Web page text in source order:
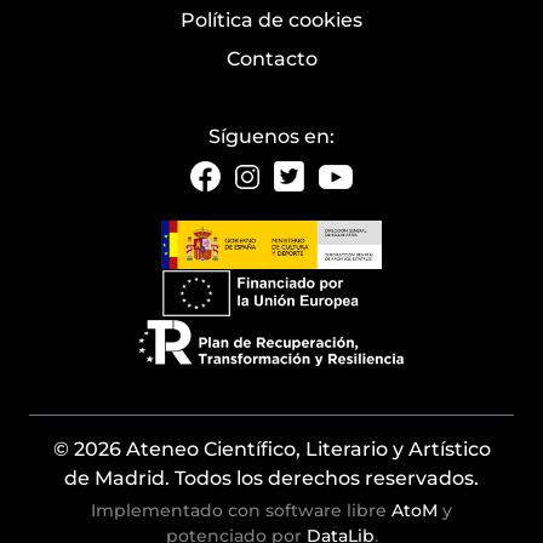
Política de cookies
Contacto
Síguenos en:
© 2026 Ateneo Científico, Literario y Artístico
de Madrid. Todos los derechos reservados.
Implementado con software libre AtoM y
potenciado por DataLib.